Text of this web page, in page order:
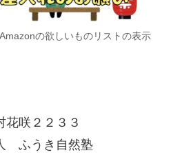
の欲しいものリストの表示
花咲２２３３
ふうき自然塾